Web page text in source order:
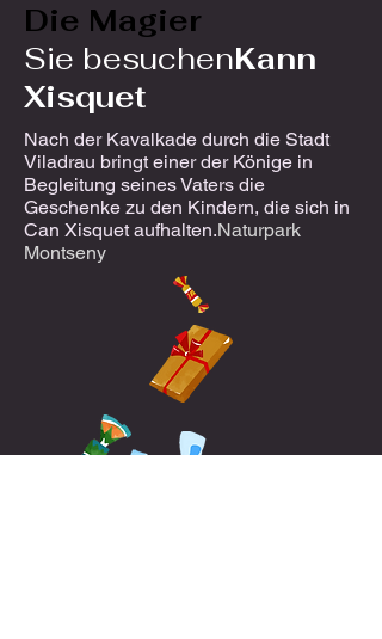
Die Magier
Sie besuchenKann
Xisquet
Nach der Kavalkade durch die Stadt
Viladrau bringt einer der Könige in
Begleitung seines Vaters die
Geschenke zu den Kindern, die sich in
Can Xisquet aufhalten.Naturpark
Montseny